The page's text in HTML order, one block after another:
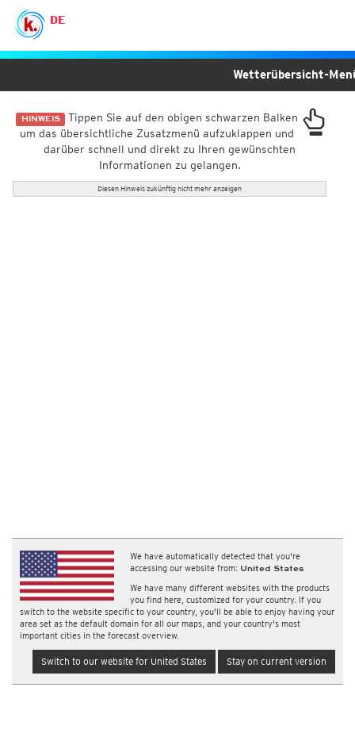
DE
HINWEIS Tippen Sie auf den obigen schwarzen Balken
um das übersichtliche Zusatzmenü aufzuklappen und
darüber schnell und direkt zu Ihren gewünschten
Informationen zu gelangen.
Diesen Hinweis zukünftig nicht mehr anzeigen
We have automatically detected that you're
accessing our website from: United States
We have many different websites with the products
you find here, customized for your country. If you
switch to the website specific to your country, you'll be able to enjoy having your
area set as the default domain for all our maps, and your country's most
important cities in the forecast overview.
Switch to our website for United States Stay on current version
Wetterübersicht-